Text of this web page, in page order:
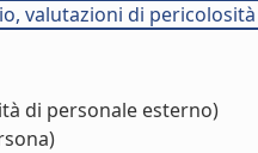
valutazioni di
di personale esterno)